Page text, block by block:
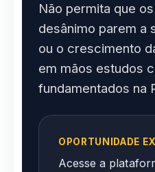
Não permita que
desânimo parem a
ou o crescimento
em mãos estudos
fundamentados na
OPORTUNIDADE
Acesse a